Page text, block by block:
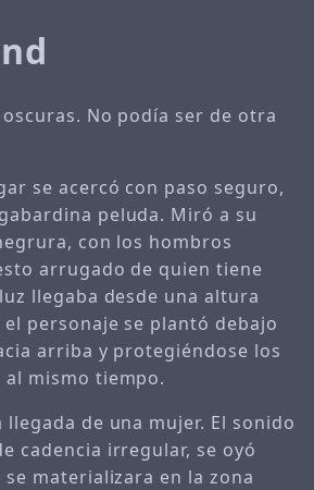
No podía ser de otra
se acercó con paso seguro,
peluda. Miró a su
con los hombros
arrugado de quien tiene
llegaba desde una altura
personaje se plantó debajo
arriba y protegiéndose los
mismo tiempo.
de una mujer. El sonido
cadencia irregular, se oyó
materializara en la zona